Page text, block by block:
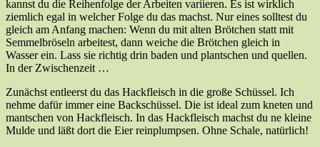
kannst du die Reihenfolge der Arbeiten variieren. Es ist wirklich
ziemlich egal in welcher Folge du das machst. Nur eines solltest du
gleich am Anfang machen: Wenn du mit alten Brötchen statt mit
Semmelbröseln arbeitest, dann weiche die Brötchen gleich in
Wasser ein. Lass sie richtig drin baden und plantschen und quellen.
In der Zwischenzeit …
Zunächst entleerst du das Hackfleisch in die große Schüssel. Ich
nehme dafür immer eine Backschüssel. Die ist ideal zum kneten und
mantschen von Hackfleisch. In das Hackfleisch machst du ne kleine
Mulde und läßt dort die Eier reinplumpsen. Ohne Schale, natürlich!